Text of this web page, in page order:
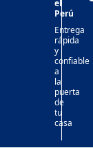
el
Perú
Entrega
rápida
y
confiable
a
la
puerta
de
tu
casa